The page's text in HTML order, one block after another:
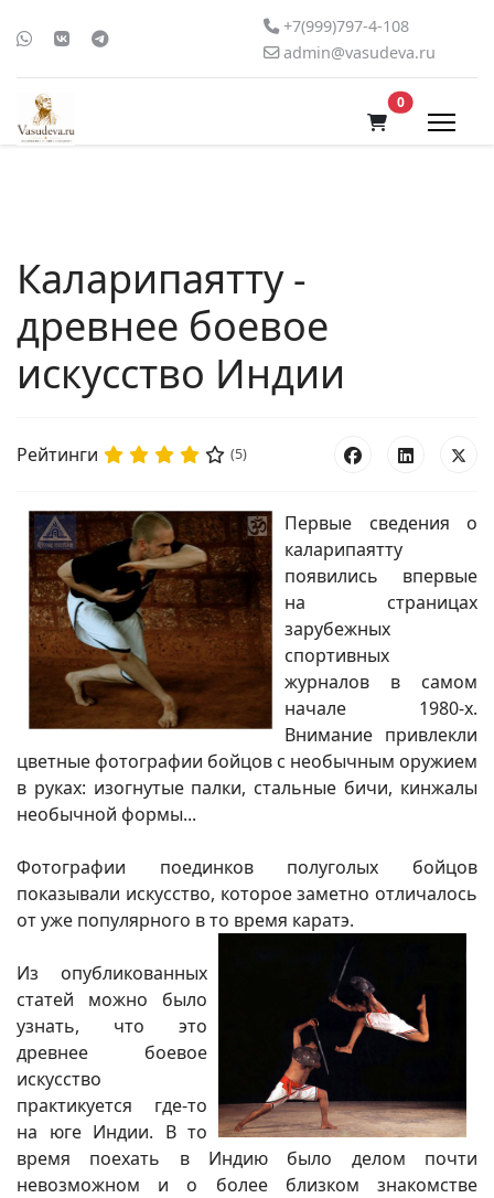
+7(999)797-4-108
admin@vasudeva.ru
0В корзину
Каларипаятту -
древнее боевое
искусство Индии
Рейтинги (5)
Первые сведения о
каларипаятту
появились впервые
на страницах
зарубежных
спортивных
журналов в самом
начале 1980-х.
Внимание привлекли
цветные фотографии бойцов с необычным оружием
в руках: изогнутые палки, стальные бичи, кинжалы
необычной формы...
Фотографии поединков полуголых бойцов
показывали искусство, которое заметно отличалось
от уже популярного в то время каратэ.
Из опубликованных
статей можно было
узнать, что это
древнее боевое
искусство
практикуется где-то
на юге Индии. В то
время поехать в Индию было делом почти
невозможном и о более близком знакомстве